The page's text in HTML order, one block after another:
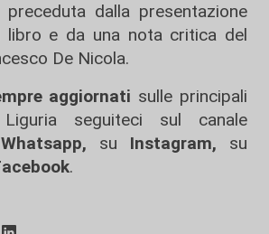
dalla presentazione
libro e da una nota critica del
De Nicola.
aggiornati sulle principali
seguiteci sul canale
Whatsapp, su Instagram, su
.